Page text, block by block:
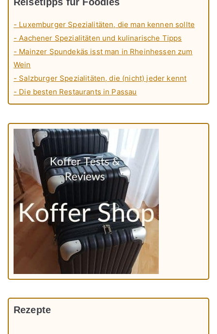
Reisetipps für Foodies
- Luxemburger Spezialitäten, die man kennen sollte
- Aachener Spezialitäten und kulinarische Tipps
- Mainzer Spundekäs isst man in Rheinhessen zum
Wein
- Salzburger Spezialitäten, die (nicht) jeder kennt
- Die besten Restaurants in Passau
Rezepte